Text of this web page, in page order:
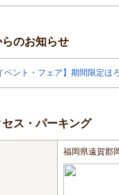
のお知らせ
ベント・フェア】期間限定
セス・パーキング
福岡県遠賀郡